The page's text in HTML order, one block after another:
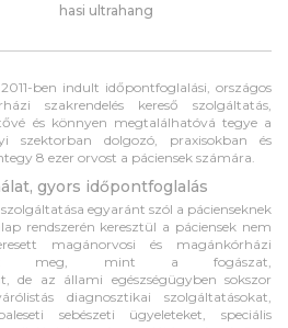
hasi ultrahang
ben indult időpontfoglalási, országos
szakrendelés kereső szolgáltatás,
és könnyen megtalálhatóvá tegye a
szektorban dolgozó, praxisokban és
8 ezer orvost a páciensek számára.
gyors időpontfoglalás
egyaránt szól a pácienseknek
rendszerén keresztül a páciensek nem
magánorvosi és magánkórházi
meg, mint a fogászat,
de az állami egészségügyben sokszor
diagnosztikai szolgáltatásokat,
sebészeti ügyeleteket, speciális